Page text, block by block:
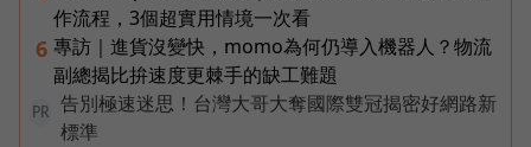
作流程，3個超實用情境一次看
6 專訪｜進貨沒變快，momo為何仍導入機器人？物流
副總揭比拚速度更棘手的缺工難題
PR
告別極速迷思！台灣大哥大奪國際雙冠揭密好網路新
標準